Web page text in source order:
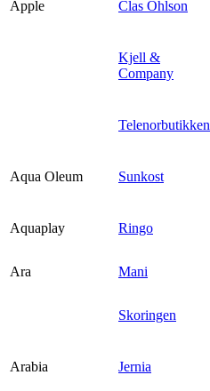
Apple Clas Ohlson
Kjell &
Company
Telenorbutikken
Aqua Oleum Sunkost
Aquaplay Ringo
Ara
Mani
Skoringen
Arabia Jernia